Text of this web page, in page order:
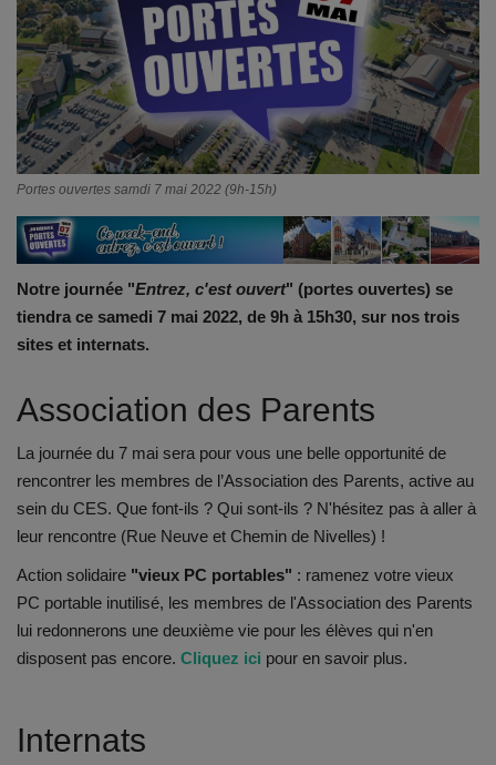
Emplois
Notre offre d'enseignement (2026)
Stages
Association des Parents
Internats
Documents
Contacts
Portes ouvertes samdi 7 mai 2022 (9h-15h)
Notre journée "Entrez, c'est ouvert" (portes ouvertes) se
tiendra ce samedi 7 mai 2022, de 9h à 15h30, sur nos trois
sites et internats.
Association des Parents
La journée du 7 mai sera pour vous une belle opportunité de
rencontrer les membres de l’Association des Parents, active au
sein du CES. Que font-ils ? Qui sont-ils ? N'hésitez pas à aller à
leur rencontre (Rue Neuve et Chemin de Nivelles) !
Action solidaire "vieux PC portables" : ramenez votre vieux
PC portable inutilisé, les membres de l'Association des Parents
lui redonnerons une deuxième vie pour les élèves qui n'en
disposent pas encore. Cliquez ici pour en savoir plus.
Internats